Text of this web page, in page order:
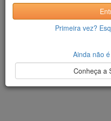
Primeira vez?
Ainda não
Conheça a